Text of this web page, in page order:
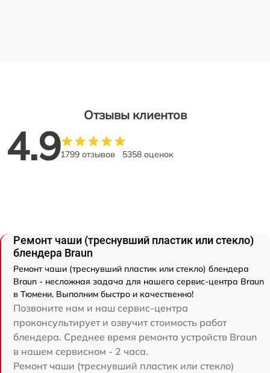
Отзывы клиентов
4.91799 отзывов 5358 оценок
Ремонт чаши (треснувший пластик или стекло)
блендера Braun
Ремонт чаши (треснувший пластик или стекло) блендера
Braun - несложная задача для нашего сервис-центра Braun
в Тюмени. Выполним быстро и качественно!
Позвоните нам и наш сервис-центра
проконсультирует и озвучит стоимость работ
блендера. Среднее время ремонта устройств Braun
в нашем сервисном - 2 часа.
Ремонт чаши (треснувший пластик или стекло)